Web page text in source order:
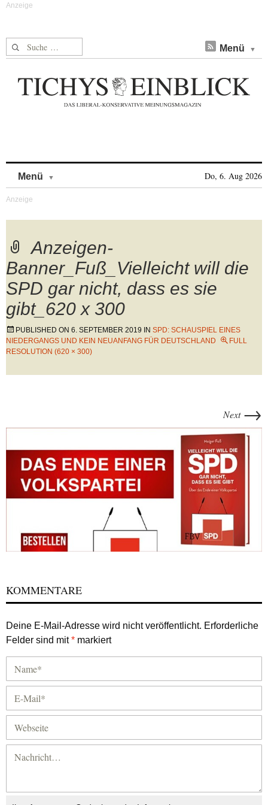
Suche nach: Menü
Menü Do, 6. Aug 2026
Anzeigen-
Banner_Fuß_Vielleicht will die
SPD gar nicht, dass es sie
gibt_620 x 300
PUBLISHED ON 6. SEPTEMBER 2019 IN SPD: SCHAUSPIEL EINES
NIEDERGANGS UND KEIN NEUANFANG FÜR DEUTSCHLAND
FULL
RESOLUTION (620 × 300)
Next →
KOMMENTARE
Deine E-Mail-Adresse wird nicht veröffentlicht. Erforderliche
Felder sind mit* markiert